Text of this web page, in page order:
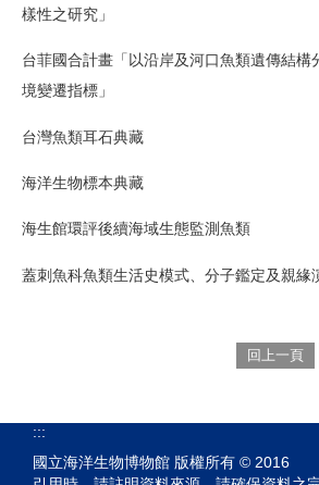
樣性之研究」
台菲國合計畫「以沿岸及河口魚類遺傳結構
境變遷指標」
台灣魚類耳石典藏
海洋生物標本典藏
海生館環評後續海域生態監測魚類
蓋刺魚科魚類生活史模式、分子鑑定及親緣
回上一頁
:::
國立海洋生物博物館 版權所有 © 2016